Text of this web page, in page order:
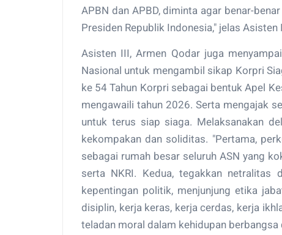
APBN dan APBD, diminta agar benar-
Presiden Republik Indonesia," jelas Asisten
Asisten III, Armen Qodar juga
Nasional untuk mengambil sikap Korpri
ke 54 Tahun Korpri sebagai bentuk Apel
mengawaili tahun 2026. Serta mengajak
untuk terus siap siaga. Melaksanakan
kekompakan dan soliditas. "Pertama,
sebagai rumah besar seluruh ASN yang
serta NKRI. Kedua, tegakkan
kepentingan politik, menjunjung etika
disiplin, kerja keras, kerja cerdas, kerja
teladan moral dalam kehidupan berbangsa